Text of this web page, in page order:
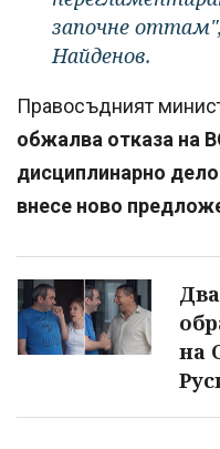
започне
Найденов.
Правосъдният
обжалва отказа на
дисциплинарно
внесе ново
на